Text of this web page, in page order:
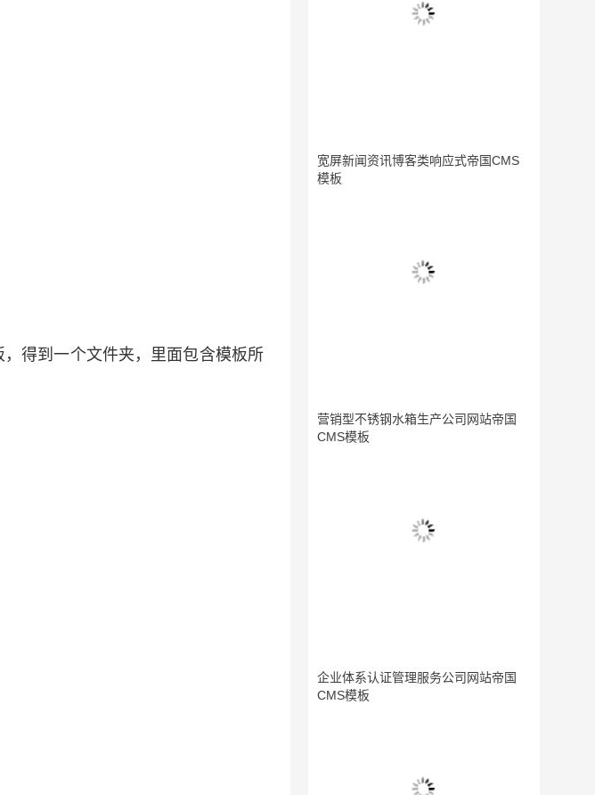
得到一个文件夹，里面包含模板所
宽屏新闻资讯博客类响应式帝国CMS
模板
营销型不锈钢水箱生产公司网站帝国
CMS模板
企业体系认证管理服务公司网站帝国
CMS模板